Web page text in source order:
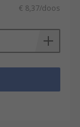
€ 8,37/doos